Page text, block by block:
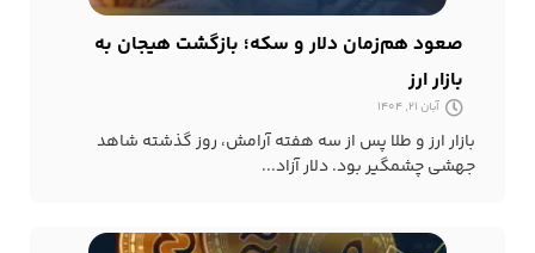
صعود هم‌زمان دلار و سکه؛ بازگشت هیجان به
بازار ارز
آبان 21, 1404
بازار ارز و طلا پس از سه هفته آرامش، روز گذشته شاهد
جهشی چشمگیر بود. دلار آزاد...